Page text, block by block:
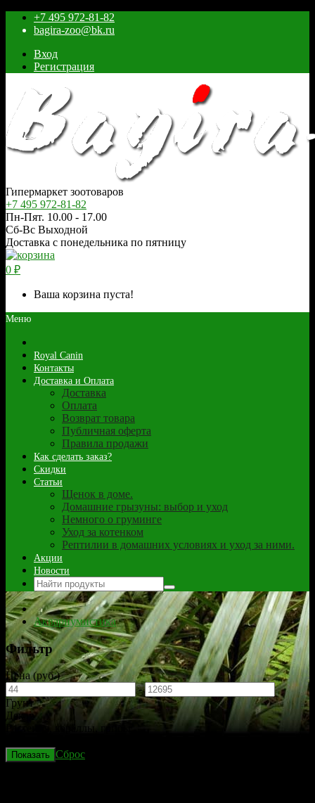
+7 495 972-81-82
bagira-zoo@bk.ru
Вход
Регистрация
Гипермаркет зоотоваров
+7 495 972-81-82
Пн-Пят. 10.00 - 17.00
Сб-Вс Выходной
Доставка с понедельника по пятницу
0 ₽
Ваша корзина пуста!
Меню
Royal Canin
Контакты
Доставка и Оплата
Доставка
Оплата
Возврат товара
Публичная оферта
Правила продажи
Как сделать заказ?
Скидки
Статьи
Щенок в доме.
Домашние грызуны: выбор и уход
Немного о груминге
Уход за котенком
Рептилии в домашних условиях и уход за ними.
Акции
Новости
Аквариумистика
Фильтр
Цена (руб.)
-
Грунт
Декор
Растения, кораллы, грибы
Сброс